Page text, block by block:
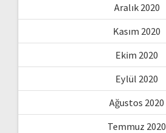
Aralık 2020
Kasım 2020
Ekim 2020
Eylül 2020
Ağustos 2020
Temmuz 2020